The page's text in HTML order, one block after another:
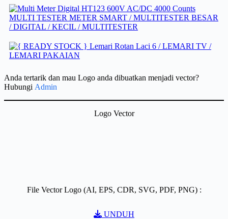
Anda tertarik dan mau Logo anda dibuatkan menjadi vector?
Hubungi Admin
Logo Vector
File Vector Logo (AI, EPS, CDR, SVG, PDF, PNG) :
UNDUH